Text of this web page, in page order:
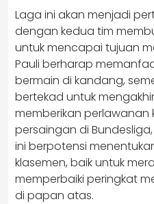
Laga ini akan menjadi
dengan kedua tim
untuk mencapai tujuan
Pauli berharap
bermain di kandang,
bertekad untuk
memberikan
persaingan di
ini berpotensi
klasemen, baik untuk
memperbaiki peringkat
di papan atas.